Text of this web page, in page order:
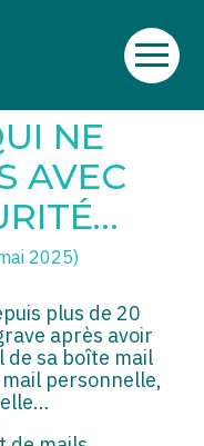
D’UN
NE
AVEC
2025)
plus de 20
après avoir
sa boîte mail
personnelle,